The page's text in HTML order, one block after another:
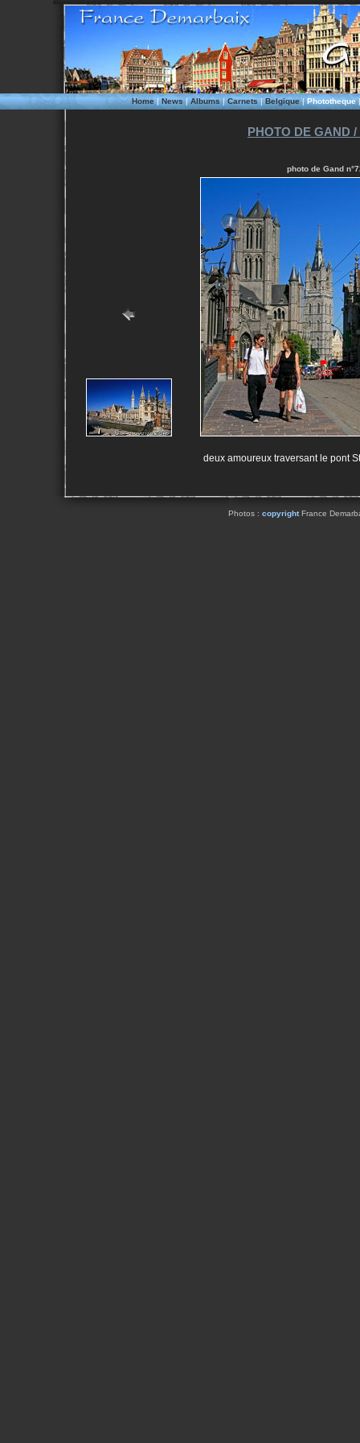
Home|News|Albums|Carnets|Belgique|Phototheque
PHOTO DE GAND
photo de Gand
deux amoureux traversant le pont
Photos : copyrightFrance